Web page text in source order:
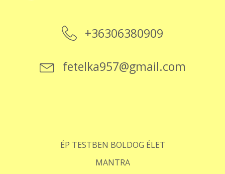
+36306380909
fetelka957@gmail.com
ÉP TESTBEN BOLDOG ÉLET
MANTRA